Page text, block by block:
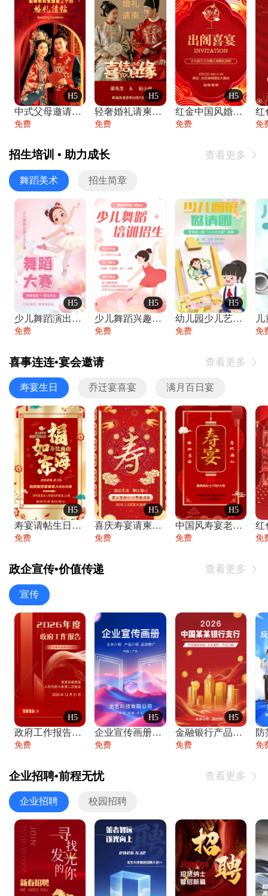
H5
中式父母邀请函婚礼结婚请柬请贴父母邀请方
免费
H5
轻奢婚礼请柬婚礼邀请函结婚照请帖
免费
H5
红金中国风婚礼请柬出阁喜宴嫁女请帖出阁宴
免费 免
招生培训 • 助力成长 查看更多 
舞蹈美术 招生简章
H5
少儿舞蹈演出舞蹈比赛跳舞大赛文艺汇演活动
免费
H5
少儿舞蹈兴趣班艺术培训学校招生宣传
免费
H5
幼儿园少儿艺术展览绘画展摄影作品展美术展
免费 免
喜事连连•宴会邀请 查看更多 
寿宴生日 乔迁宴喜宴 满月百日宴
H5
寿宴请帖生日宴邀请函老人寿星生日快乐祝寿
免费
H5
喜庆寿宴请柬老人生日宴会邀请函请柬过大寿
免费
H5
中国风寿宴老人生日宴会邀请函寿宴请帖请柬
免费 免
政企宣传•价值传递 查看更多 
宣传
H5
政府工作报告政府年终工作总结
免费
H5
企业宣传画册公司简介产品介绍业务宣传手册
免费
H5
金融银行产品宣传手册企业宣传产品介绍
免费
防
免
企业招聘•前程无忧 查看更多 
企业招聘 校园招聘